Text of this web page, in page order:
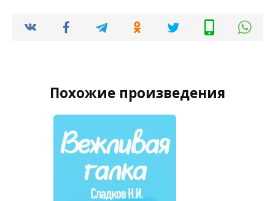
Похожие произведения